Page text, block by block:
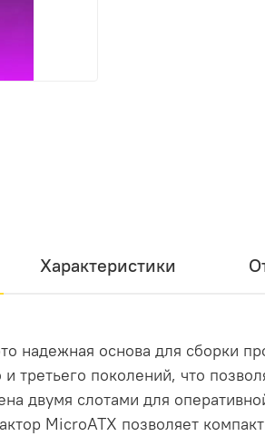
Характеристики
надежная основа для сборки
третьего поколений, что
двумя слотами для
MicroATX позволяет